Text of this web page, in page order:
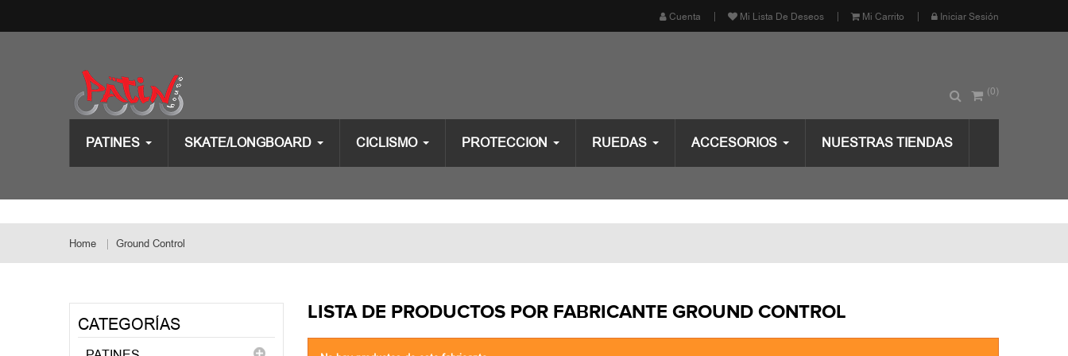
Cuenta Mi Lista De Deseos Mi Carrito Iniciar Sesión
(0)
PATINES SKATE/LONGBOARD CICLISMO PROTECCION RUEDAS ACCESORIOS NUESTRAS TIENDAS
Home Ground Control
CATEGORÍAS
LISTA DE PRODUCTOS POR FABRICANTE GROUND CONTROL